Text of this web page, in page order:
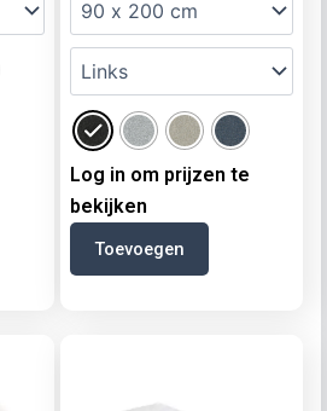
Log in om prijzen te
bekijken
Toevoegen